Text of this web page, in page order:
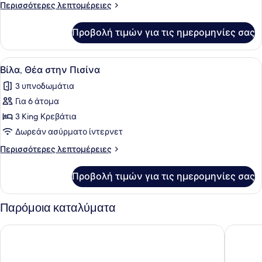
στην
Περισσότερες λεπτομέρειες
Περισσότερες
Θέα
στην
Πισίνα
Προβολή τιμών για τις ημερομηνίες σας
Προβολή
όλων
των
φωτογραφιών
για
Βίλα,
Θέα
στην
Ένα μοντέρνο σαλόνι με έναν
3
Βίλα, Θέα στην Πισίνα
3 υπνοδωμάτια
Για 6 άτομα
3 King Κρεβάτια
Δωρεάν ασύρματο ίντερνετ
Περισσότερες λεπτομέρειες
Περισσότερες
Θέα
Πισίνα
Προβολή τιμών για τις ημερομηνίες σας
Παρόμοια καταλύματα
Interhotel Sandanski Villa